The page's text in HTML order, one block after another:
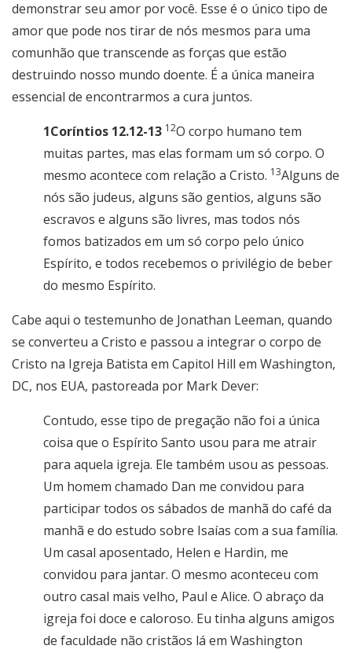
demonstrar seu amor por você. Esse é o único tipo de
amor que pode nos tirar de nós mesmos para uma
comunhão que transcende as forças que estão
destruindo nosso mundo doente. É a única maneira
essencial de encontrarmos a cura juntos.
1Coríntios 12.12-13 12O corpo humano tem
muitas partes, mas elas formam um só corpo. O
mesmo acontece com relação a Cristo. 13Alguns de
nós são judeus, alguns são gentios, alguns são
escravos e alguns são livres, mas todos nós
fomos batizados em um só corpo pelo único
Espírito, e todos recebemos o privilégio de beber
do mesmo Espírito.
Cabe aqui o testemunho de Jonathan Leeman, quando
se converteu a Cristo e passou a integrar o corpo de
Cristo na Igreja Batista em Capitol Hill em Washington,
DC, nos EUA, pastoreada por Mark Dever:
Contudo, esse tipo de pregação não foi a única
coisa que o Espírito Santo usou para me atrair
para aquela igreja. Ele também usou as pessoas.
Um homem chamado Dan me convidou para
participar todos os sábados de manhã do café da
manhã e do estudo sobre Isaías com a sua família.
Um casal aposentado, Helen e Hardin, me
convidou para jantar. O mesmo aconteceu com
outro casal mais velho, Paul e Alice. O abraço da
igreja foi doce e caloroso. Eu tinha alguns amigos
de faculdade não cristãos lá em Washington